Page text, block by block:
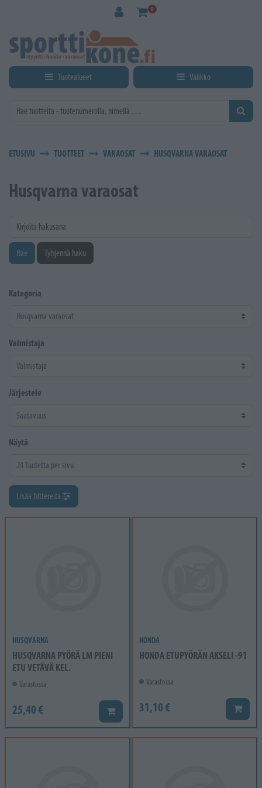
0
Tuotealueet Valikko
ETUSIVU TUOTTEET VARAOSAT HUSQVARNA VARAOSAT
Husqvarna varaosat
Kirjoita hakusana
Hae Tyhjennä haku
Kategoria
Valmistaja
Järjestele
Näytä
Lisää filttereitä
HUSQVARNA
HUSQVARNA PYÖRÄ LM PIENI
ETU VETÄVÄ KEL.
Varastossa
25,40 € Lisää koriin
HONDA
HONDA ETUPYÖRÄN AKSELI -91
Varastossa
31,10 € Lisää